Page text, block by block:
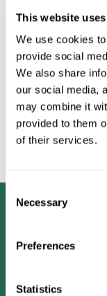
This website
We use cookies
provide social
We also share
our social media,
may combine it
provided to them
of their services.
Selection
Necessary
Preferences
Statistics
개인 맞춤 훈련
ITS ™는 사용자의 수
하거나 감소하도록
인지 평가에 사용되
학적으로 유사한 다
성별과 같은 변수로
은 다양한 사용자로
이터베이스입니다.
공유되므로 각 사용